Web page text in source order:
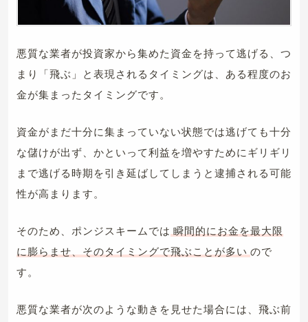
悪質な業者が投資家から集めた資金を持って逃げる、つ
まり「飛ぶ」と表現されるタイミングは、ある程度のお
金が集まったタイミングです。
資金がまだ十分に集まっていない状態では逃げても十分
な儲けが出ず、かといって利益を増やすためにギリギリ
まで逃げる時期を引き延ばしてしまうと逮捕される可能
性が高まります。
そのため、ポンジスキームでは 瞬間的にお金を最大限
に膨らませ、そのタイミングで飛ぶことが多い ので
す。
悪質な業者が次のような動きを見せた場合には、飛ぶ前